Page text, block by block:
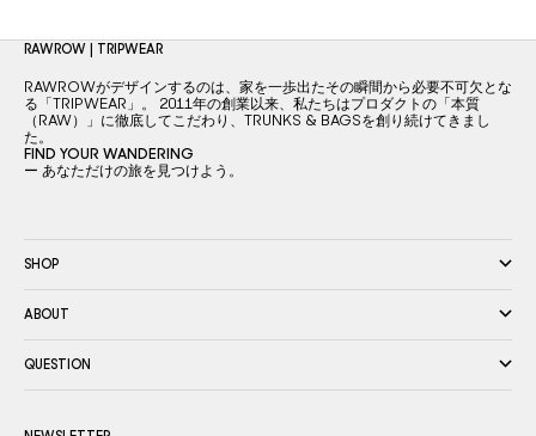
RAWROW | TRIPWEAR
RAWROWがデザインするのは、家を一歩出たその瞬間から必要不可欠とな
る「TRIPWEAR」。 2011年の創業以来、私たちはプロダクトの「本質
（RAW）」に徹底してこだわり、TRUNKS & BAGSを創り続けてきまし
た。
FIND YOUR WANDERING
ー あなただけの旅を見つけよう。
SHOP
ABOUT
QUESTION